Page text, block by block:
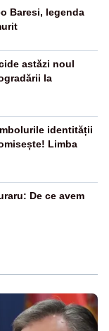
Baresi, legenda
astăzi noul
la
identității
Limba
De ce avem